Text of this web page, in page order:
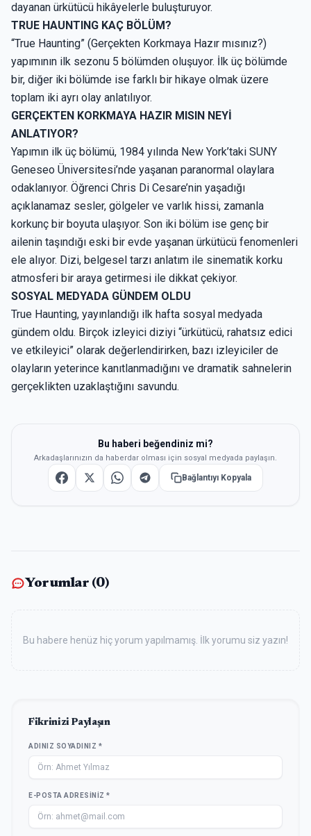
dayanan ürkütücü hikâyelerle buluşturuyor.
TRUE HAUNTING KAÇ BÖLÜM?
“True Haunting” (Gerçekten Korkmaya Hazır mısınız?)
yapımının ilk sezonu 5 bölümden oluşuyor. İlk üç bölümde
bir, diğer iki bölümde ise farklı bir hikaye olmak üzere
toplam iki ayrı olay anlatılıyor.
GERÇEKTEN KORKMAYA HAZIR MISIN NEYİ
ANLATIYOR?
Yapımın ilk üç bölümü, 1984 yılında New York’taki SUNY
Geneseo Üniversitesi’nde yaşanan paranormal olaylara
odaklanıyor. Öğrenci Chris Di Cesare’nin yaşadığı
açıklanamaz sesler, gölgeler ve varlık hissi, zamanla
korkunç bir boyuta ulaşıyor. Son iki bölüm ise genç bir
ailenin taşındığı eski bir evde yaşanan ürkütücü fenomenleri
ele alıyor. Dizi, belgesel tarzı anlatım ile sinematik korku
atmosferi bir araya getirmesi ile dikkat çekiyor.
SOSYAL MEDYADA GÜNDEM OLDU
True Haunting, yayınlandığı ilk hafta sosyal medyada
gündem oldu. Birçok izleyici diziyi “ürkütücü, rahatsız edici
ve etkileyici” olarak değerlendirirken, bazı izleyiciler de
olayların yeterince kanıtlanmadığını ve dramatik sahnelerin
gerçeklikten uzaklaştığını savundu.
Bu haberi beğendiniz mi?
Arkadaşlarınızın da haberdar olması için sosyal medyada paylaşın.
Bağlantıyı Kopyala
Yorumlar (0)
Bu habere henüz hiç yorum yapılmamış. İlk yorumu siz yazın!
Fikrinizi Paylaşın
ADINIZ SOYADINIZ *
E-POSTA ADRESINIZ *